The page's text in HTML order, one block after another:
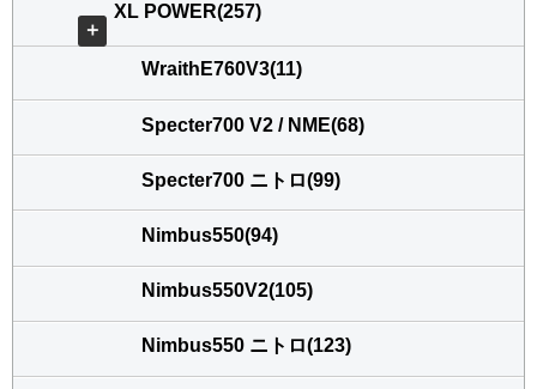
＋
XL POWER(257)
WraithE760V3(11)
Specter700 V2 / NME(68)
Specter700 ニトロ(99)
Nimbus550(94)
Nimbus550V2(105)
Nimbus550 ニトロ(123)